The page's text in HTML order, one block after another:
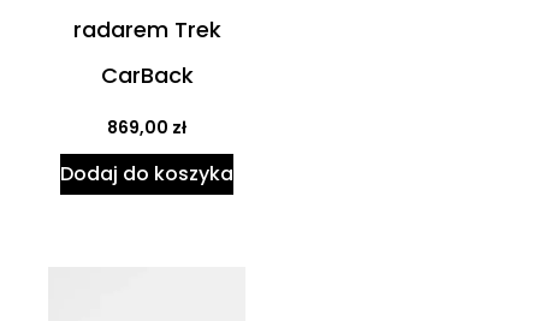
radarem Trek
CarBack
869,00 zł
Dodaj do koszyka